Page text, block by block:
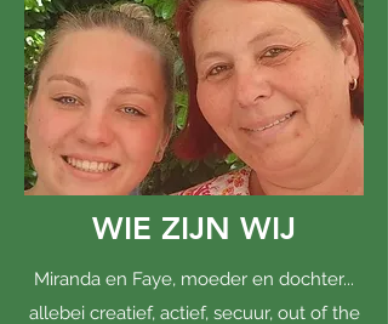
WIE ZIJN WIJ
Miranda en Faye, moeder en dochter...
allebei creatief, actief, secuur, out of the